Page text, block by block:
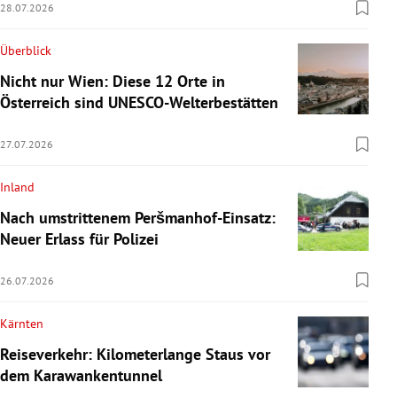
28.07.2026
Überblick
Nicht nur Wien: Diese 12 Orte in
Österreich sind UNESCO-Welterbestätten
27.07.2026
Inland
Nach umstrittenem Peršmanhof-Einsatz:
Neuer Erlass für Polizei
26.07.2026
Kärnten
Reiseverkehr: Kilometerlange Staus vor
dem Karawankentunnel